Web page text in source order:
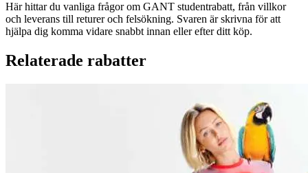
Här hittar du vanliga frågor om GANT studentrabatt, från villkor
och leverans till returer och felsökning. Svaren är skrivna för att
hjälpa dig komma vidare snabbt innan eller efter ditt köp.
Relaterade rabatter